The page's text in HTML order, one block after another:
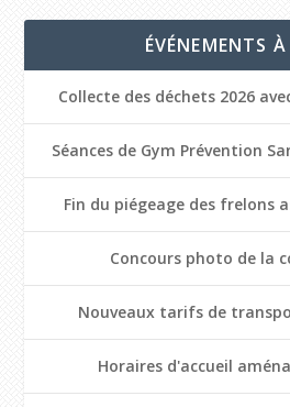
ÉVÉNEMENTS
Collecte des déchets 2026
Séances de Gym Prévention
Fin du piégeage des frelons
Concours photo de la
Nouveaux tarifs de
Horaires d'accueil